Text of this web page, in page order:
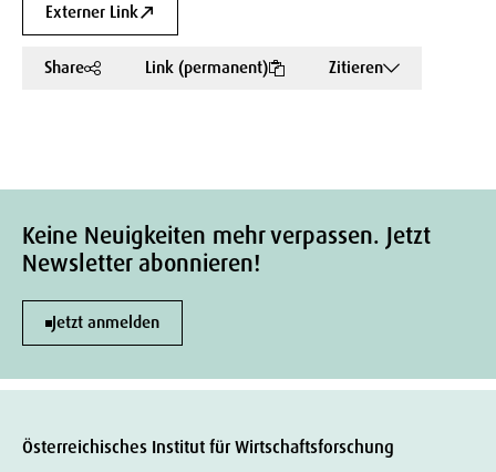
Externer Link
Share Link (permanent) Zitieren
Keine Neuigkeiten mehr verpassen. Jetzt
Newsletter abonnieren!
Jetzt anmelden
Österreichisches Institut für Wirtschaftsforschung